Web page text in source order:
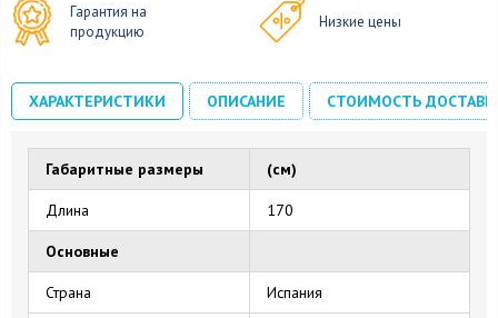
Гарантия на
продукцию
Низкие цены
ХАРАКТЕРИСТИКИ ОПИСАНИЕ СТОИМОСТЬ
Габаритные размеры (см)
Длина 170
Основные
Страна Испания